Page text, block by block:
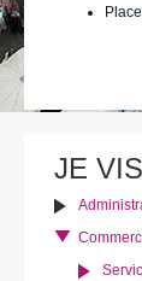
JE VIS